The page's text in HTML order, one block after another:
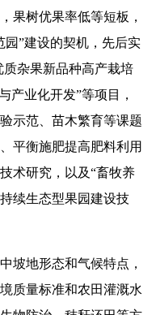
果树优果率低等短板，
园”建设的契机，先后实
质杂果新品种高产栽培
产业化开发”等项目，
示范、苗木繁育等课题
平衡施肥提高肥料利用
术研究，以及“畜牧养
续生态型果园建设技
坡地形态和气候特点，
质量标准和农田灌溉水